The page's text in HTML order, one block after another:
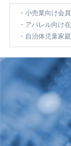
小売業向け会
アパレル向け
自治体児童家